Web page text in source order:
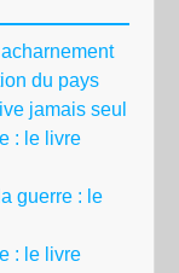
du pays
jamais seul
: le livre
guerre : le
: le livre